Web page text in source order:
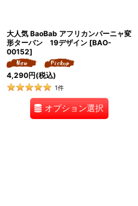
大人気 BaoBab アフリカンパーニャ変
形ターバン 19デザイン [BAO-
00152]
4,290円(税込)
1件
オプション選択